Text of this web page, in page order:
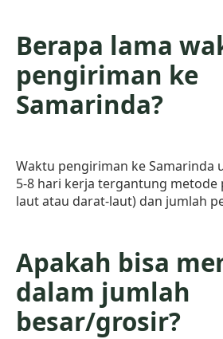
Berapa lama
pengiriman ke
Samarinda?
Waktu pengiriman ke Samarinda
5-8 hari kerja tergantung
laut atau darat-laut) dan jumlah
Apakah bisa
dalam jumlah
besar/grosir?